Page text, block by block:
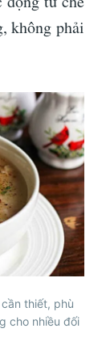
không phải
thiết, phù
cho nhiều đối